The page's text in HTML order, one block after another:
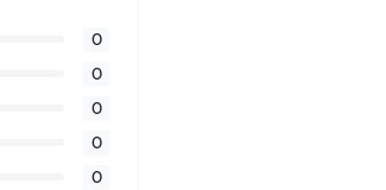
0
0
0
0
0